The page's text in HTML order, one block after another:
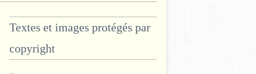
Textes et images protégés par
copyright